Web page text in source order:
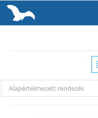
Alapértelmezett rendezés